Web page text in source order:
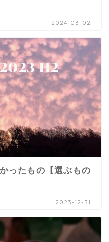
2024-03-02
ったもの【選ぶもの
2023-12-31